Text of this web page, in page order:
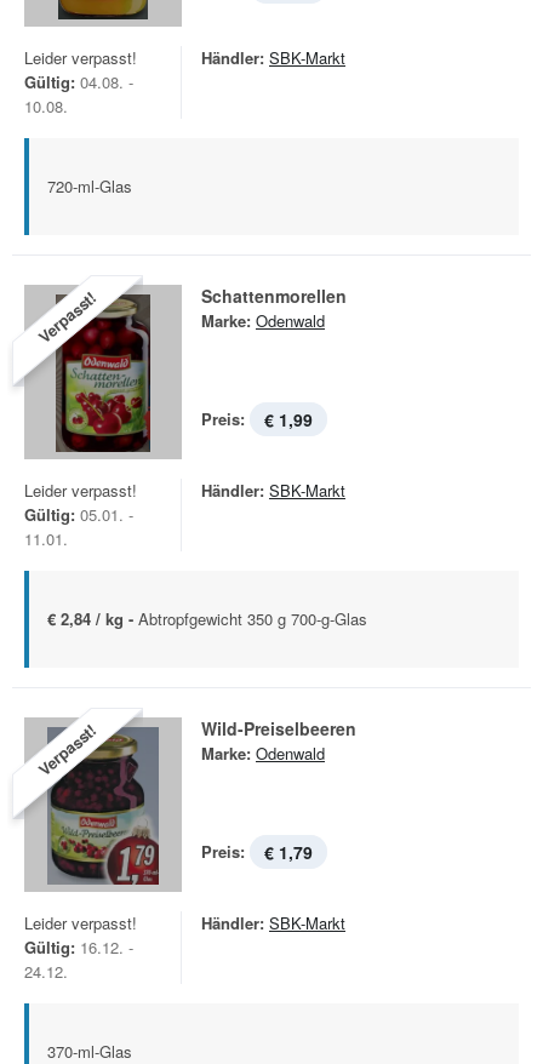
Leider verpasst!
Gültig: 04.08. -
10.08.
Händler: SBK-Markt
720-ml-Glas
Verpasst! Schattenmorellen
Marke: Odenwald
Preis: € 1,99
Leider verpasst!
Gültig: 05.01. -
11.01.
Händler: SBK-Markt
€ 2,84 / kg - Abtropfgewicht 350 g 700-g-Glas
Verpasst! Wild-Preiselbeeren
Marke: Odenwald
Preis: € 1,79
Leider verpasst!
Gültig: 16.12. -
24.12.
Händler: SBK-Markt
370-ml-Glas